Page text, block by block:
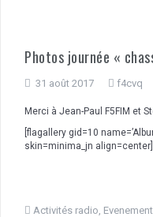
Photos journée «
31 août 2017 f4cvq
Merci à Jean-Paul F5FIM et
[flagallery gid=10
skin=minima_jn align=center]
Activités radio Evenement